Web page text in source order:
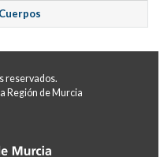
reservados.
Región de Murcia